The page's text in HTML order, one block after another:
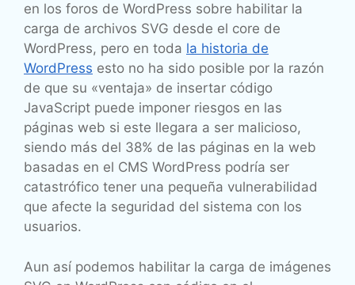
en los foros de WordPress sobre habilitar la
carga de archivos SVG desde el core de
WordPress, pero en toda la historia de
WordPress esto no ha sido posible por la razón
de que su «ventaja» de insertar código
JavaScript puede imponer riesgos en las
páginas web si este llegara a ser malicioso,
siendo más del 38% de las páginas en la web
basadas en el CMS WordPress podría ser
catastrófico tener una pequeña vulnerabilidad
que afecte la seguridad del sistema con los
usuarios.
Aun así podemos habilitar la carga de imágenes